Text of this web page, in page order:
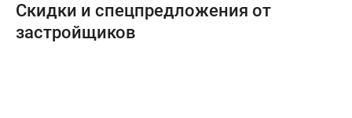
Скидки и спецпредложения от
застройщиков